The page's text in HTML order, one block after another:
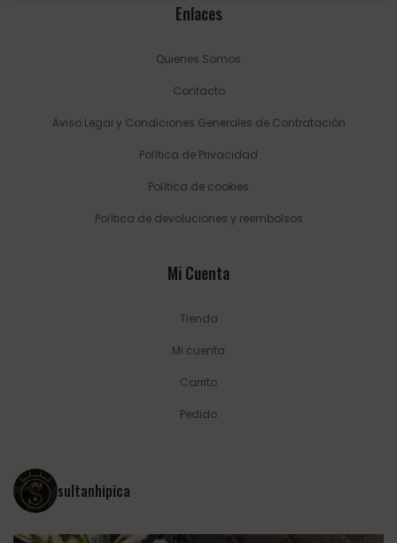
Enlaces
Quienes Somos
Contacto
Aviso Legal y Condiciones Generales de Contratación
Política de Privacidad
Política de cookies
Política de devoluciones y reembolsos
Mi Cuenta
Tienda
Mi cuenta
Carrito
Pedido
sultanhipica